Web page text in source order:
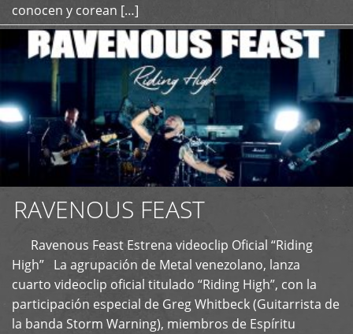
conocen y corean […]
RAVENOUS FEAST
Ravenous Feast Estrena videoclip Oficial “Riding
High” La agrupación de Metal venezolano, lanza
cuarto videoclip oficial titulado “Riding High”, con la
participación especial de Greg Whitbeck (Guitarrista de
la banda Storm Warning), miembros de Espíritu